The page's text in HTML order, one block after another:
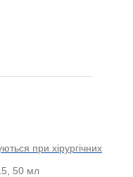
при хірургічних
50 мл